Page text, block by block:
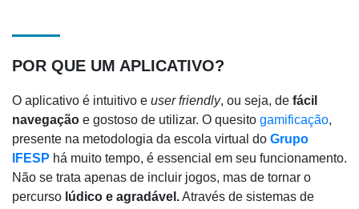
POR QUE UM APLICATIVO?
O aplicativo é intuitivo e user friendly, ou seja, de fácil
navegação e gostoso de utilizar. O quesito gamificação,
presente na metodologia da escola virtual do Grupo
IFESP há muito tempo, é essencial em seu funcionamento.
Não se trata apenas de incluir jogos, mas de tornar o
percurso lúdico e agradável.Através de sistemas de